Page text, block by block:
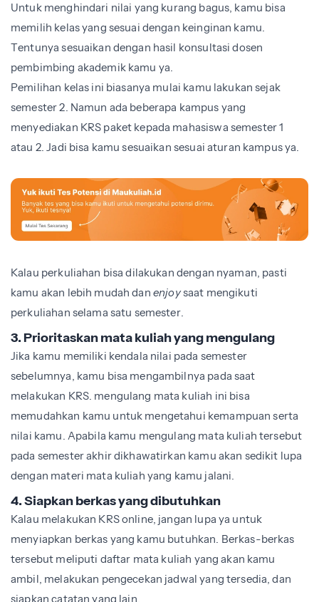
Untuk menghindari nilai yang kurang bagus, kamu bisa
memilih kelas yang sesuai dengan keinginan kamu.
Tentunya sesuaikan dengan hasil konsultasi dosen
pembimbing akademik kamu ya.
Pemilihan kelas ini biasanya mulai kamu lakukan sejak
semester 2. Namun ada beberapa kampus yang
menyediakan KRS paket kepada mahasiswa semester 1
atau 2. Jadi bisa kamu sesuaikan sesuai aturan kampus ya.
Kalau perkuliahan bisa dilakukan dengan nyaman, pasti
kamu akan lebih mudah dan enjoysaat mengikuti
perkuliahan selama satu semester.
3. Prioritaskan mata kuliah yang mengulang
Jika kamu memiliki kendala nilai pada semester
sebelumnya, kamu bisa mengambilnya pada saat
melakukan KRS. mengulang mata kuliah ini bisa
memudahkan kamu untuk mengetahui kemampuan serta
nilai kamu. Apabila kamu mengulang mata kuliah tersebut
pada semester akhir dikhawatirkan kamu akan sedikit lupa
dengan materi mata kuliah yang kamu jalani.
4. Siapkan berkas yang dibutuhkan
Kalau melakukan KRS online, jangan lupa ya untuk
menyiapkan berkas yang kamu butuhkan. Berkas-berkas
tersebut meliputi daftar mata kuliah yang akan kamu
ambil, melakukan pengecekan jadwal yang tersedia, dan
siapkan catatan yang lain.